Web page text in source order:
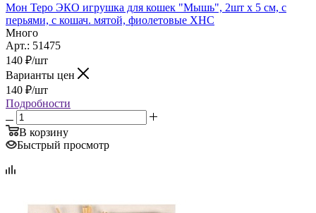
Мон Теро ЭКО игрушка для кошек "Мышь", 2шт х 5 см, с
перьями, с кошач. мятой, фиолетовые XHC
Много
Арт.: 51475
140 ₽/шт
Варианты цен
140 ₽/шт
Подробности
В корзину
Быстрый просмотр